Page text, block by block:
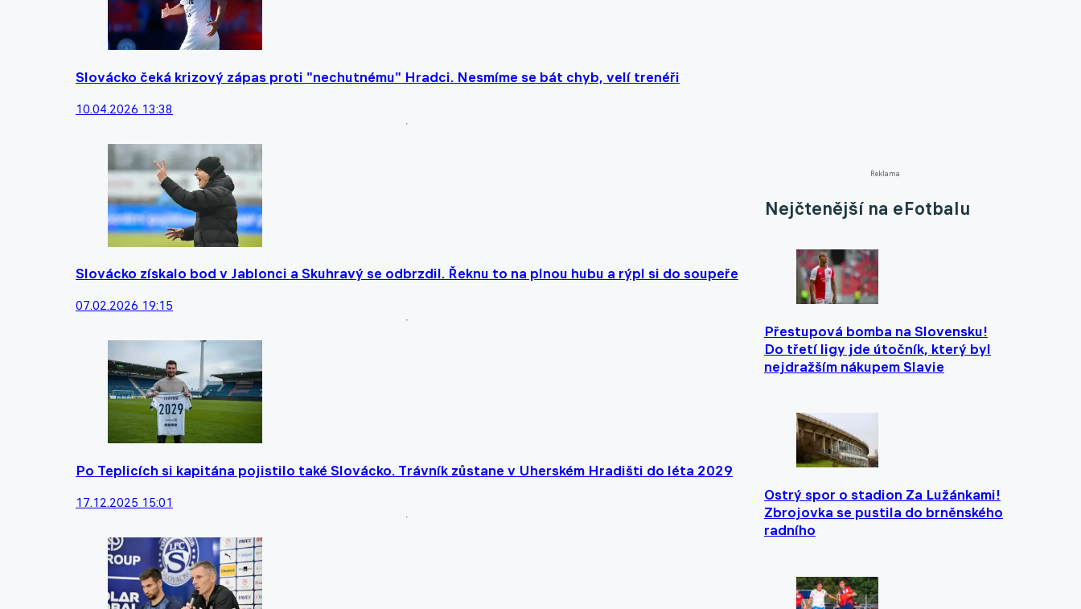
Slovácko čeká krizový zápas proti "nechutnému" Hradci. Nesmíme se bát chyb, velí trenéři
10.04.2026 13:38
Slovácko získalo bod v Jablonci a Skuhravý se odbrzdil. Řeknu to na plnou hubu a rýpl si do soupeře
07.02.2026 19:15
Po Teplicích si kapitána pojistilo také Slovácko. Trávník zůstane v Uherském Hradišti do léta 2029
17.12.2025 15:01
Reklama
Nejčtenější na eFotbalu
Přestupová bomba na Slovensku!
Do třetí ligy jde útočník, který byl
nejdražším nákupem Slavie
Ostrý spor o stadion Za Lužánkami!
Zbrojovka se pustila do brněnského
radního